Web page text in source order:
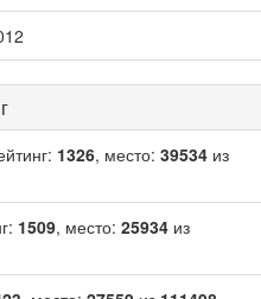
1326, место: 39534 из
1509, место: 25934 из